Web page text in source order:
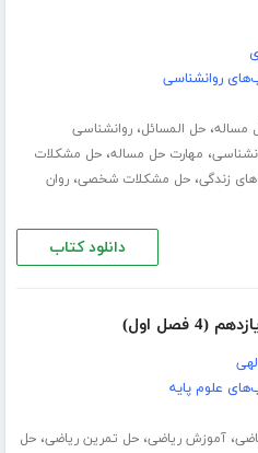
روانشناسی
مساله،حل المسائل،روانشناسی
، مهارت حل مساله،حل مشکلات
های زندگی،حل مشکلات شخصی،روان
دانلود کتاب
فصل اول)
علوم پایه
،آموزش ریاضی،حل تمرین ریاضی،حل